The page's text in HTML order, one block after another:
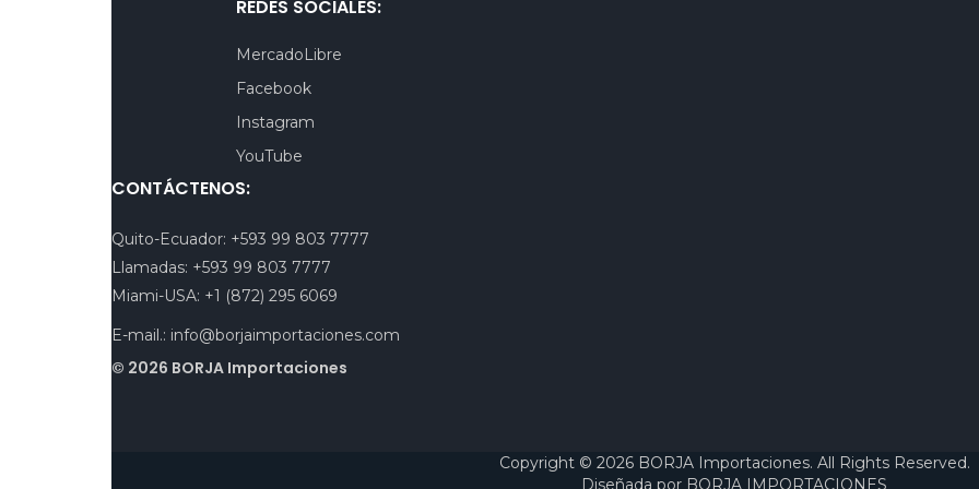
REDES SOCIALES:
MercadoLibre
Facebook
Instagram
YouTube
CONTÁCTENOS:
Quito-Ecuador: +593 99 803 7777
Llamadas: +593 99 803 7777
Miami-USA: +1 (872) 295 6069
E-mail.: info@borjaimportaciones.com
© 2026 BORJA Importaciones
Copyright © 2026 BORJA Importaciones. All Rights Reserved.
Diseñada por BORJA IMPORTACIONES